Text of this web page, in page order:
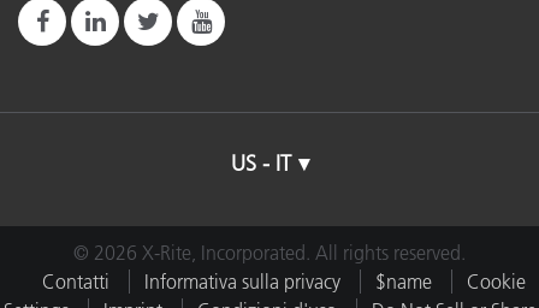
US - IT
© 2026 X-Rite, Incorporated. All rights reserved.
Contatti
Informativa sulla privacy $name
Cookie